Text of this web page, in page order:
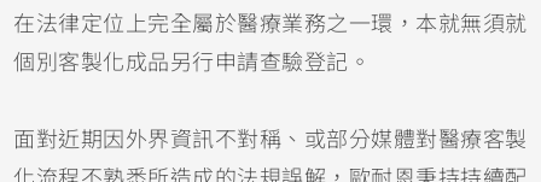
在法律定位上完全屬於醫療業務之一環，本就無須就
個別客製化成品另行申請查驗登記。
面對近期因外界資訊不對稱、或部分媒體對醫療客製